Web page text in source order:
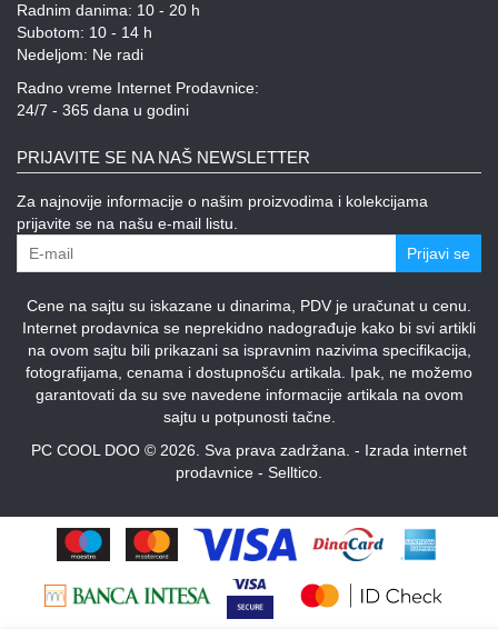
Radnim danima: 10 - 20 h
Subotom: 10 - 14 h
Nedeljom: Ne radi
Radno vreme Internet Prodavnice:
24/7 - 365 dana u godini
PRIJAVITE SE NA NAŠ NEWSLETTER
Za najnovije informacije o našim proizvodima i kolekcijama
prijavite se na našu e-mail listu.
Prijavi se
Cene na sajtu su iskazane u dinarima, PDV je uračunat u cenu.
Internet prodavnica se neprekidno nadograđuje kako bi svi artikli
na ovom sajtu bili prikazani sa ispravnim nazivima specifikacija,
fotografijama, cenama i dostupnošću artikala. Ipak, ne možemo
garantovati da su sve navedene informacije artikala na ovom
sajtu u potpunosti tačne.
PC COOL DOO © 2026. Sva prava zadržana. - Izrada internet
prodavnice - Selltico.